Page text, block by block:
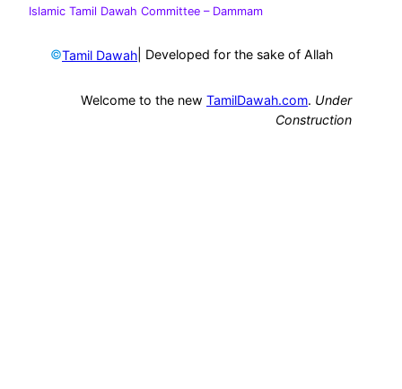
Islamic Tamil Dawah Committee – Dammam
©Tamil Dawah | Developed for the sake of Allah
Welcome to the new TamilDawah.com. Under
Construction